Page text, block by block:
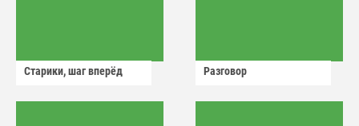
Старики, шаг вперёд Разговор